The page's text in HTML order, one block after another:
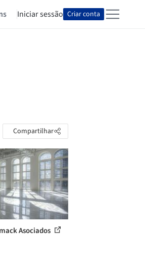
Iniciar sessão Criar conta
Compartilhar
Asociados